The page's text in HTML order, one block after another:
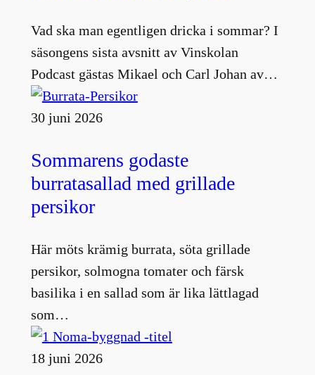
Vad ska man egentligen dricka i sommar? I
säsongens sista avsnitt av Vinskolan
Podcast gästas Mikael och Carl Johan av…
30 juni 2026
Sommarens godaste
burratasallad med grillade
persikor
Här möts krämig burrata, söta grillade
persikor, solmogna tomater och färsk
basilika i en sallad som är lika lättlagad
som…
18 juni 2026